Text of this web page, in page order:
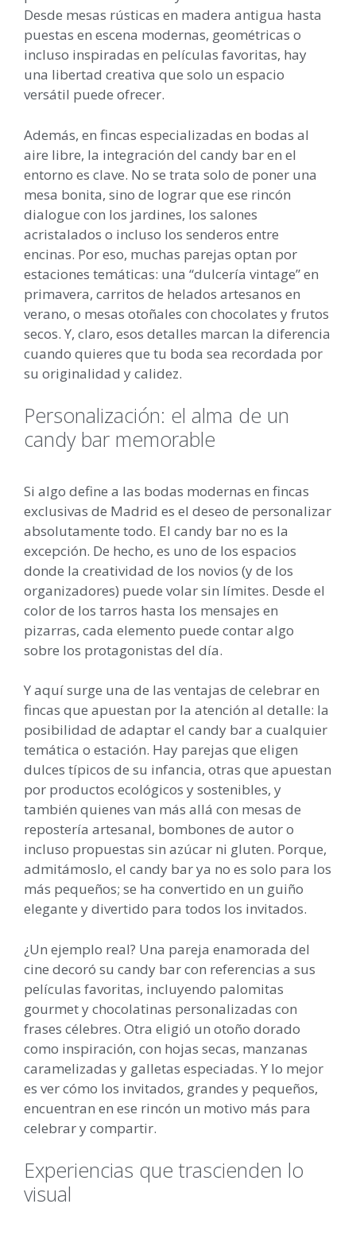
Desde mesas rústicas en madera antigua hasta
puestas en escena modernas, geométricas o
incluso inspiradas en películas favoritas, hay
una libertad creativa que solo un espacio
versátil puede ofrecer.
Además, en fincas especializadas en bodas al
aire libre, la integración del candy bar en el
entorno es clave. No se trata solo de poner una
mesa bonita, sino de lograr que ese rincón
dialogue con los jardines, los salones
acristalados o incluso los senderos entre
encinas. Por eso, muchas parejas optan por
estaciones temáticas: una “dulcería vintage” en
primavera, carritos de helados artesanos en
verano, o mesas otoñales con chocolates y frutos
secos. Y, claro, esos detalles marcan la diferencia
cuando quieres que tu boda sea recordada por
su originalidad y calidez.
Personalización: el alma de un
candy bar memorable
Si algo define a las bodas modernas en fincas
exclusivas de Madrid es el deseo de personalizar
absolutamente todo. El candy bar no es la
excepción. De hecho, es uno de los espacios
donde la creatividad de los novios (y de los
organizadores) puede volar sin límites. Desde el
color de los tarros hasta los mensajes en
pizarras, cada elemento puede contar algo
sobre los protagonistas del día.
Y aquí surge una de las ventajas de celebrar en
fincas que apuestan por la atención al detalle: la
posibilidad de adaptar el candy bar a cualquier
temática o estación. Hay parejas que eligen
dulces típicos de su infancia, otras que apuestan
por productos ecológicos y sostenibles, y
también quienes van más allá con mesas de
repostería artesanal, bombones de autor o
incluso propuestas sin azúcar ni gluten. Porque,
admitámoslo, el candy bar ya no es solo para los
más pequeños; se ha convertido en un guiño
elegante y divertido para todos los invitados.
¿Un ejemplo real? Una pareja enamorada del
cine decoró su candy bar con referencias a sus
películas favoritas, incluyendo palomitas
gourmet y chocolatinas personalizadas con
frases célebres. Otra eligió un otoño dorado
como inspiración, con hojas secas, manzanas
caramelizadas y galletas especiadas. Y lo mejor
es ver cómo los invitados, grandes y pequeños,
encuentran en ese rincón un motivo más para
celebrar y compartir.
Experiencias que trascienden lo
visual